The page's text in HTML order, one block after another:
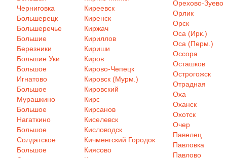
Черниговка
Большерецк
Большеречье
Большие
Березники
Большие Уки
Большое
Игнатово
Большое
Мурашкино
Большое
Нагаткино
Большое
Солдатское
Большое
Киреевск
Киренск
Киржач
Кириллов
Кириши
Киров
Кирово-Чепецк
Кировск (Мурм.)
Кировский
Кирс
Кирсанов
Киселевск
Кисловодск
Кичменгский Городок
Киясово
Орехово-Зуево
Орлик
Орск
Оса (Ирк.)
Оса (Перм.)
Оссора
Осташков
Острогожск
Отрадная
Оха
Оханск
Охотск
Очер
Павелец
Павловка
Павлово